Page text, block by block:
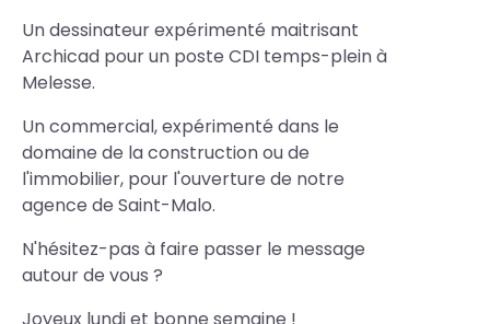
Un dessinateur expérimenté maitrisant
Archicad pour un poste CDI temps-plein à
Melesse.
Un commercial, expérimenté dans le
domaine de la construction ou de
l'immobilier, pour l'ouverture de notre
agence de Saint-Malo.
N'hésitez-pas à faire passer le message
autour de vous ?